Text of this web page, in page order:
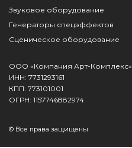
Звуковое оборудование
Генераторы спецэффектов
Сценическое оборудование
ООО «Компания Арт-Комплекс»
ИНН: 7731293161
КПП: 773101001
ОГРН: 1157746882974
© Все права защищены